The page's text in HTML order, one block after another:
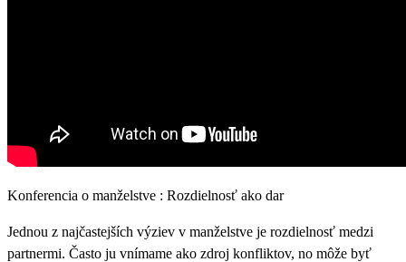
Konferencia o manželstve : Rozdielnosť ako dar
Jednou z najčastejších výziev v manželstve je rozdielnosť medzi
partnermi. Často ju vnímame ako zdroj konfliktov, no môže byť